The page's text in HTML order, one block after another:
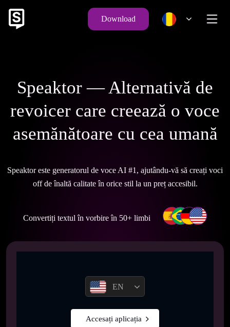
Download
Speaktor — Alternativă de
revoicer care creează o voce
asemănătoare cu cea umană
Speaktor este generatorul de voce AI #1, ajutându-vă să creați voci
off de înaltă calitate în orice stil la un preț accesibil.
Convertiți textul în vorbire în 50+ limbi
EN
Accesați aplicația